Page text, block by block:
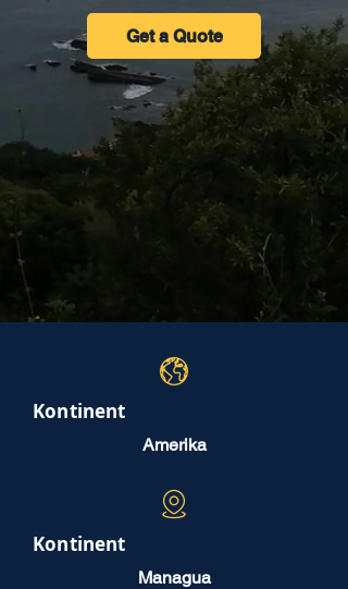
Get a Quote
Kontinent
Amerika
Kontinent
Managua